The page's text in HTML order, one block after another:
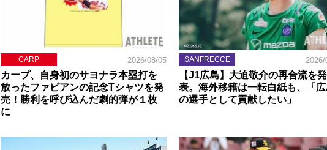
CARP 2026/08/05
カープ、自身初のサヨナラ本塁打を
放ったファビアンの記念Tシャツを発
売！勝利を呼び込んだ劇的弾が１枚
に
SANFRECCE 2026/
【J1広島】大迫敬介の再合流を発
表。海外移籍は一転白紙も、「広
の選手として貢献したい」